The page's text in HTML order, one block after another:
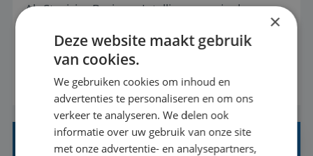
Als Stagiaire Business Intelligence ga je de
afdelingen specificeren. Aan de hand van deze
informatiebehoefte ga je BI-producten zoals
adviezen, rapportages en dashboards
ontwikkelen, aanpassen en leveren. Deze
producten ontwikkel je door middel van de data
uit ons datawa...
BEKIJK VACATURE
INKOPER VAKANTIES
×
Deze website maakt gebruik
van cookies.
We gebruiken cookies om inhoud en
advertenties te personaliseren en om ons
verkeer te analyseren. We delen ook
informatie over uw gebruik van onze site
met onze advertentie- en analysepartners,